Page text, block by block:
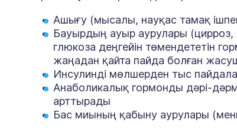
Ашығу (мысалы, науқас тамақ
Бауырдың ауыр аурулары (цирроз,
глюкоза деңгейін төмендететін
жаңадан қайта пайда болған
Инсулинді мөлшерден тыс
Анаболикалық гормонды дәрі-
арттырады
Бас миының қабыну аурулары